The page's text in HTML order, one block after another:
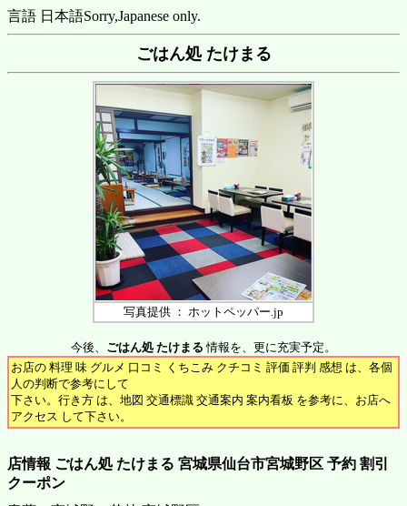
言語 日本語Sorry,Japanese only.
ごはん処 たけまる
写真提供 ： ホットペッパー.jp
今後、 ごはん処 たけまる 情報を、更に充実予定。
お店の 料理 味 グルメ 口コミ くちこみ クチコミ 評価 評判 感想 は、各個
人の判断で参考にして
下さい。行き方 は、地図 交通標識 交通案内 案内看板 を参考に、お店へ
アクセス して下さい。
店情報 ごはん処 たけまる 宮城県仙台市宮城野区 予約 割引
クーポン